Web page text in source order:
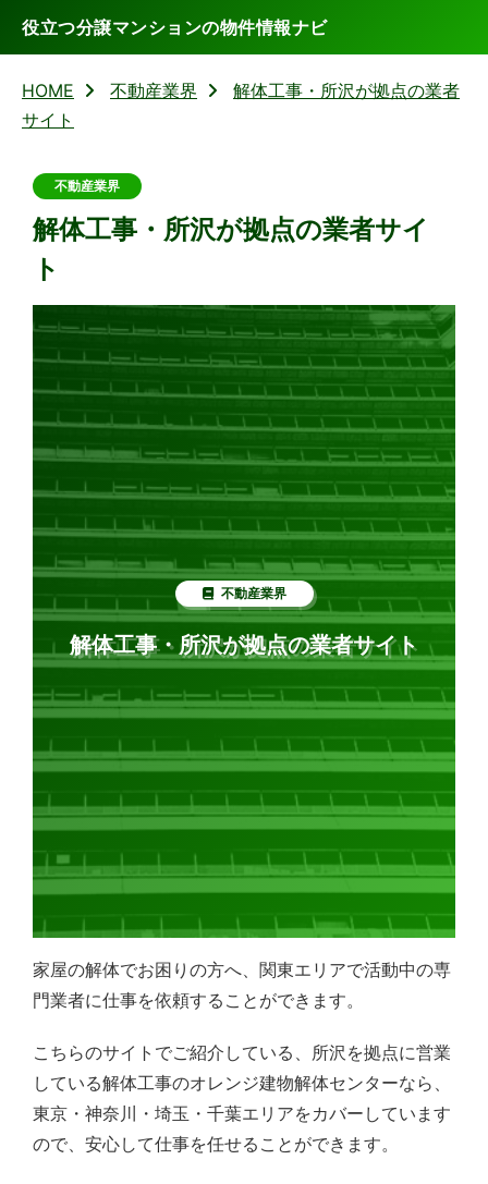
役立つ分譲マンションの物件情報ナビ
HOME 不動産業界
解体工事・所沢が拠点の業者
サイト
不動産業界
解体工事・所沢が拠点の業者サイ
ト
不動産業界
解体工事・所沢が拠点の業者サイト
家屋の解体でお困りの方へ、関東エリアで活動中の専
門業者に仕事を依頼することができます。
こちらのサイトでご紹介している、所沢を拠点に営業
している解体工事のオレンジ建物解体センターなら、
東京・神奈川・埼玉・千葉エリアをカバーしています
ので、安心して仕事を任せることができます。